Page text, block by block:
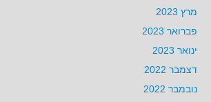
מרץ 2023
פברואר 2023
ינואר 2023
דצמבר 2022
נובמבר 2022